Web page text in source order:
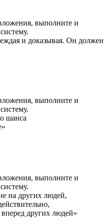
выполните и
и доказывая. Он должен
выполните и
шанса
выполните и
на других людей,
других людей»